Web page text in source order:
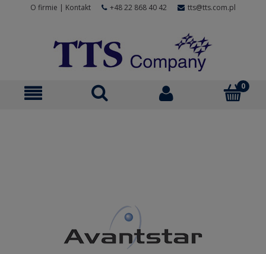
O firmie | Kontakt +48 22 868 40 42 tts@tts.com.pl